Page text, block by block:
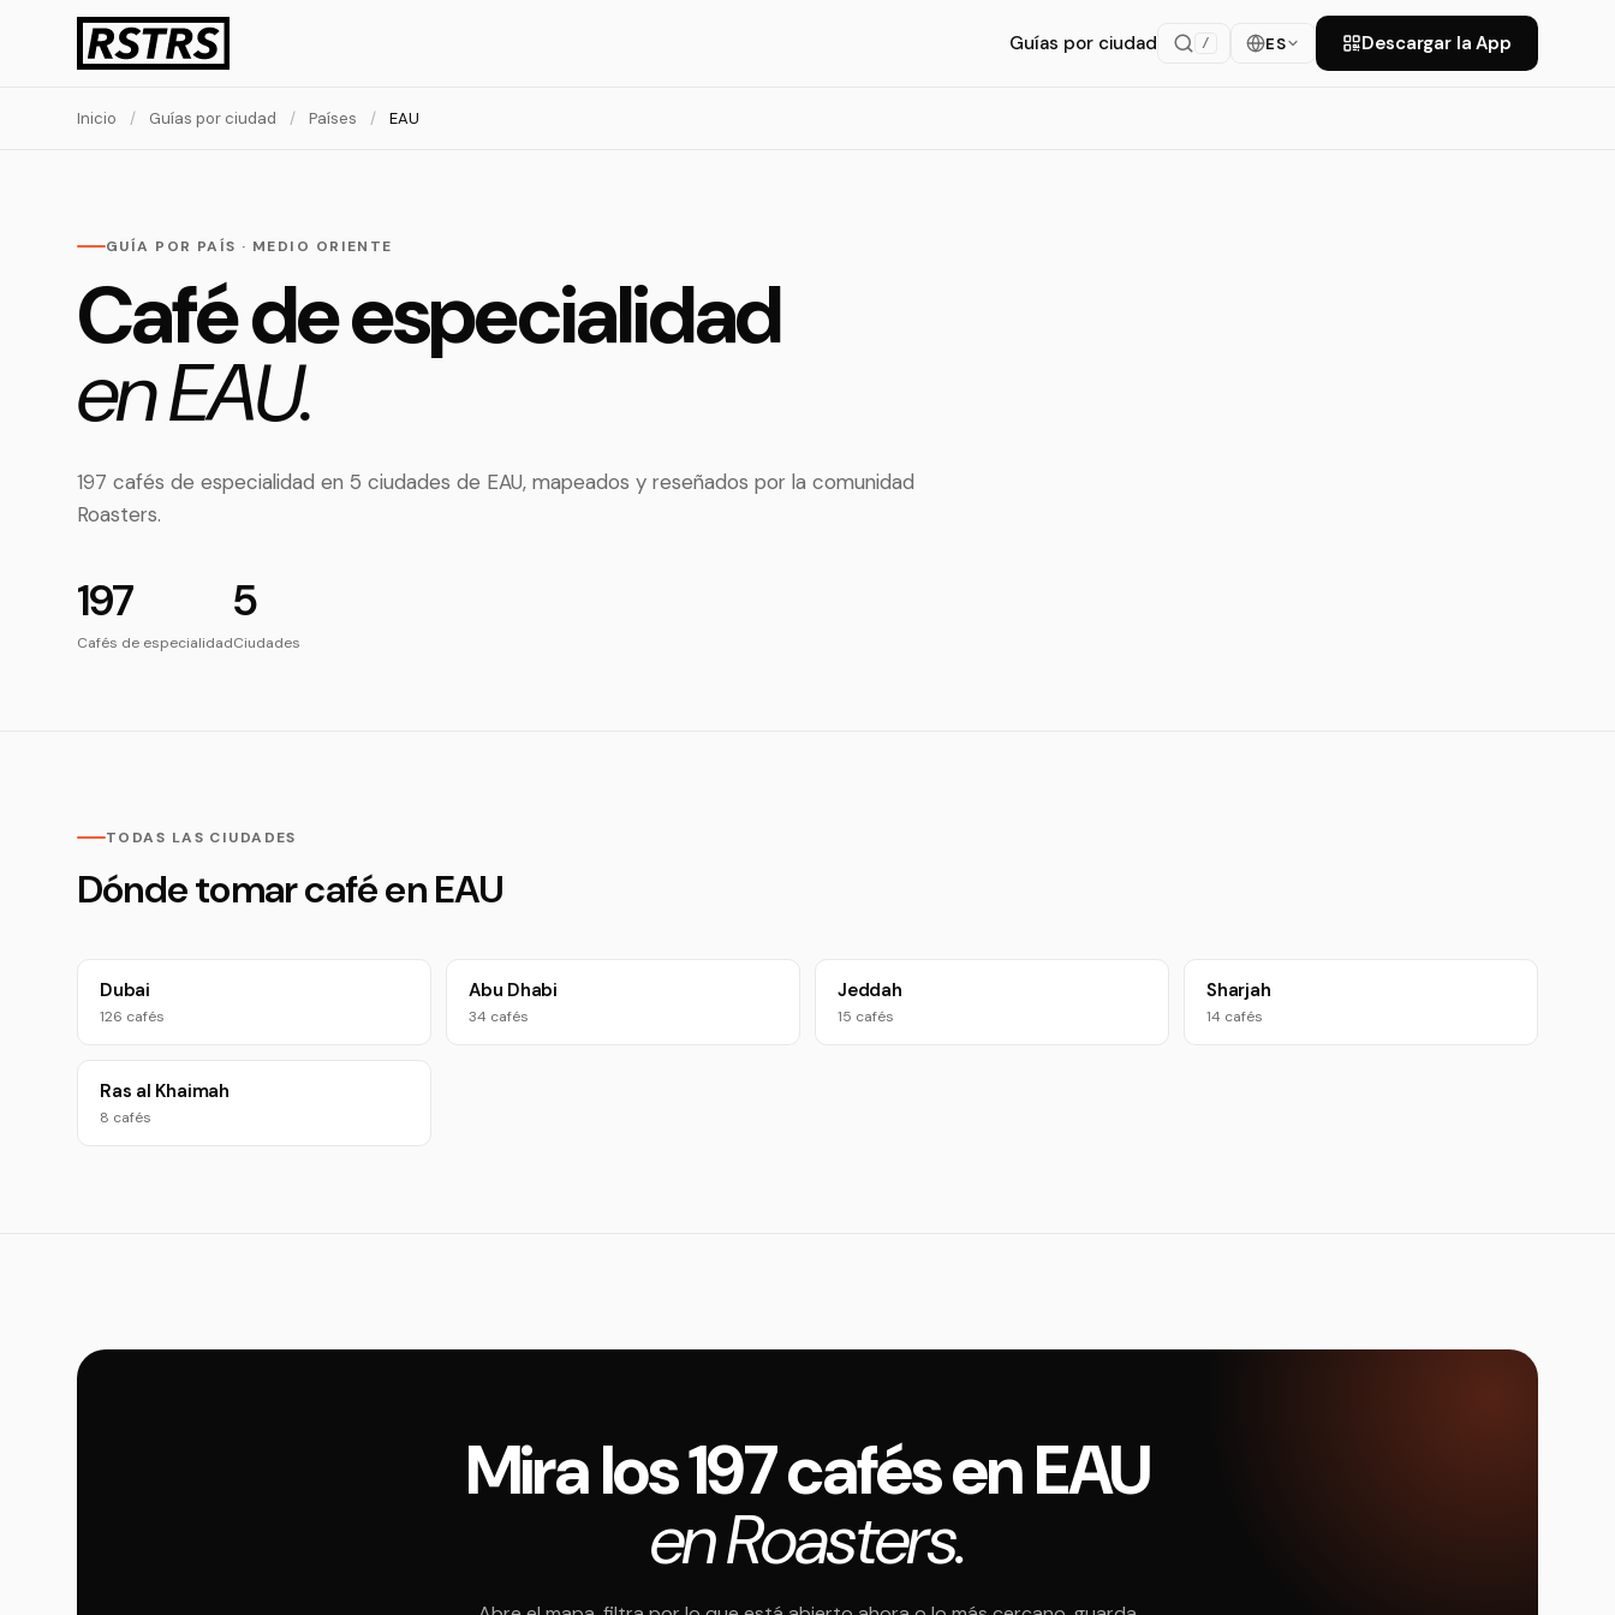
Guías por ciudad / ES Descargar la App
Inicio / Guías por ciudad / Países / EAU
GUÍA POR PAÍS · MEDIO ORIENTE
Café de especialidad
en EAU.
197 cafés de especialidad en 5 ciudades de EAU, mapeados y reseñados por la comunidad
Roasters.
197
Cafés de especialidad
5
Ciudades
TODAS LAS CIUDADES
Dónde tomar café en EAU
Dubai
126 cafés
Abu Dhabi
34 cafés
Jeddah
15 cafés
Sharjah
14 cafés
Ras al Khaimah
8 cafés
Mira los 197 cafés en EAU
en Roasters.